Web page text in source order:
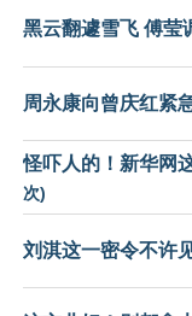
黑云翻遽雪飞 傅莹
周永康向曾庆红紧
怪吓人的！新华网
次)
刘淇这一密令不许